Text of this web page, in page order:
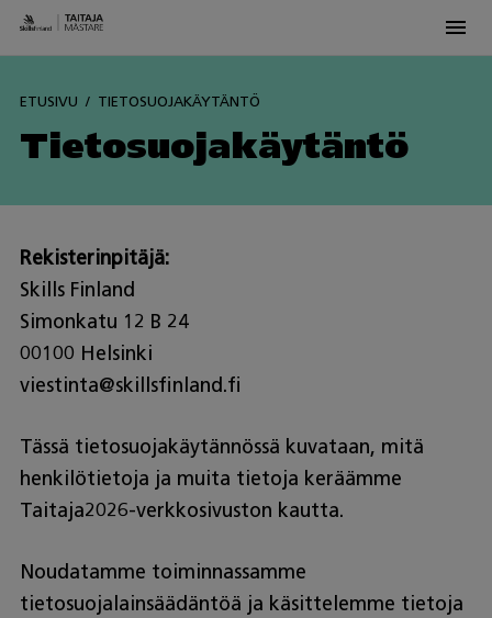
ETUSIVU TIETOSUOJAKÄYTÄNTÖ
Tietosuojakäytäntö
Rekisterinpitäjä:
Skills Finland
Simonkatu 12 B 24
00100 Helsinki
viestinta@skillsfinland.fi
Tässä tietosuojakäytännössä kuvataan, mitä
henkilötietoja ja muita tietoja keräämme
Taitaja2026-verkkosivuston kautta.
Noudatamme toiminnassamme
tietosuojalainsäädäntöä ja käsittelemme tietoja